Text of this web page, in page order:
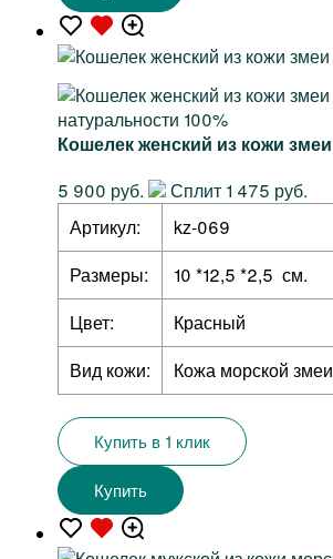
натуральности 100%
Кошелек женский из кожи змеи
5 900 руб.
Сплит 1 475 руб.
Артикул:
kz-069
Размеры:
10 *12,5 *2,5 см.
Цвет:
Красный
Вид кожи:
Кожа морской змеи
Купить в 1 клик
Купить